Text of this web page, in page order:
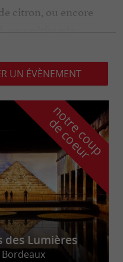
citron, ou encore
de producteurs
ou en
que ce soit un
UN ÉVÈNEMENT
n
o
t
r
e
c
o
u
p
d
e
c
o
e
u
r
des Lumières
Bordeaux